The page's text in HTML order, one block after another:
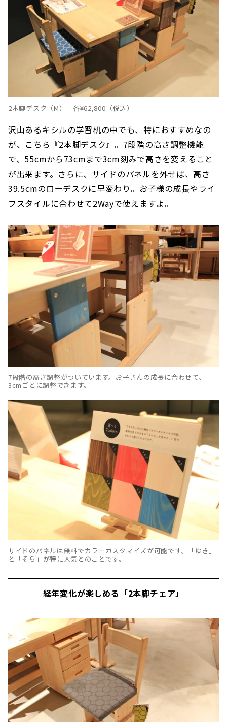
2本脚デスク（M） 各¥62,800（税込）
沢山あるキシルの学習机の中でも、特におすすめなの
が、こちら『2本脚デスク』。7段階の高さ調整機能
で、55cmから73cmまで3cm刻みで高さを変えること
が出来ます。さらに、サイドのパネルを外せば、高さ
39.5cmのローデスクに早変わり。お子様の成長やライ
フスタイルに合わせて2Wayで使えますよ。
7段階の高さ調整がついています。お子さんの成長に合わせて、
3cmごとに調整できます。
サイドのパネルは無料でカラーカスタマイズが可能です。「ゆき」
と「そら」が特に人気とのことです。
経年変化が楽しめる「2本脚チェア」